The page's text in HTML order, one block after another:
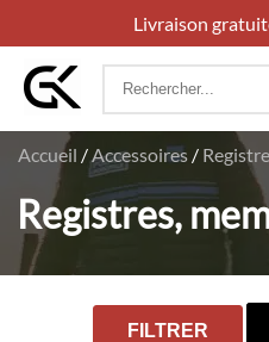
Livraison
Rechercher
Accueil /Accessoires /
Registres,
FILTRER